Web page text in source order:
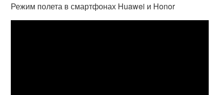
Режим полета в смартфонах Huawei и Honor